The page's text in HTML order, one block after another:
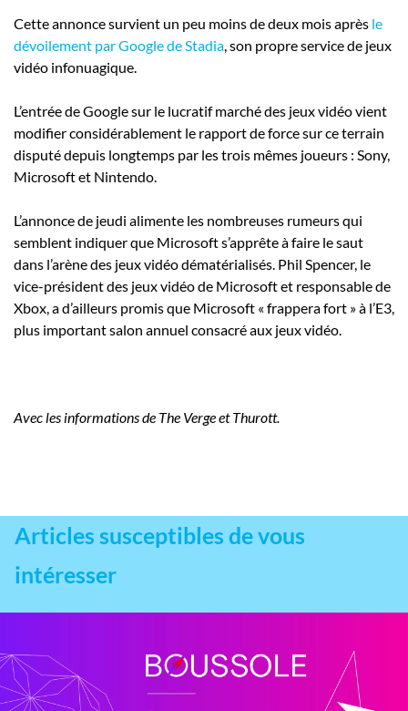
Cette annonce survient un peu moins de deux mois après le
dévoilement par Google de Stadia, son propre service de jeux
vidéo infonuagique.
L’entrée de Google sur le lucratif marché des jeux vidéo vient
modifier considérablement le rapport de force sur ce terrain
disputé depuis longtemps par les trois mêmes joueurs : Sony,
Microsoft et Nintendo.
L’annonce de jeudi alimente les nombreuses rumeurs qui
semblent indiquer que Microsoft s’apprête à faire le saut
dans l’arène des jeux vidéo dématérialisés. Phil Spencer, le
vice-président des jeux vidéo de Microsoft et responsable de
Xbox, a d’ailleurs promis que Microsoft « frappera fort » à l’E3,
plus important salon annuel consacré aux jeux vidéo.
Avec les informations de The Verge et Thurott.
Articles susceptibles de vous
intéresser